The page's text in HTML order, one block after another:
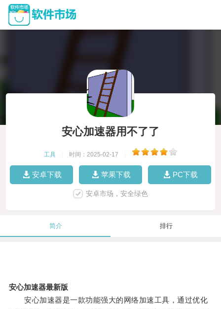
安心加速器用不了了
工具 时间：2025-02-17
安卓下载 苹果下载 PC下载
安卓市场，安全绿色
简介 排行
安心加速器最新版
安心加速器是一款功能强大的网络加速工具，通过优化